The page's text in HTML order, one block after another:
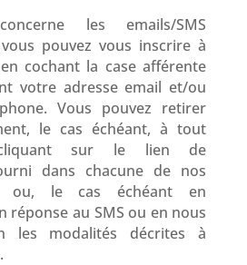
les emails/SMS
pouvez vous inscrire à
cochant la case afférente
votre adresse email et/ou
Vous pouvez retirer
le cas échéant, à tout
sur le lien de
dans chacune de nos
ou, le cas échéant en
réponse au SMS ou en nous
les modalités décrites à